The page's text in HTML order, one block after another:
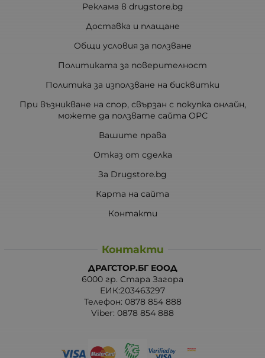
Реклама в drugstore.bg
Доставка и плащане
Общи условия за ползване
Политиката за поверителност
Политика за използване на бисквитки
При възникване на спор, свързан с покупка онлайн,
можете да ползвате сайта ОРС
Вашите права
Отказ от сделка
За Drugstore.bg
Карта на сайта
Контакти
Контакти
ДРАГСТОР.БГ ЕООД
6000 гр. Стара Загора
ЕИК:203463297
Телефон: 0878 854 888
Viber: 0878 854 888